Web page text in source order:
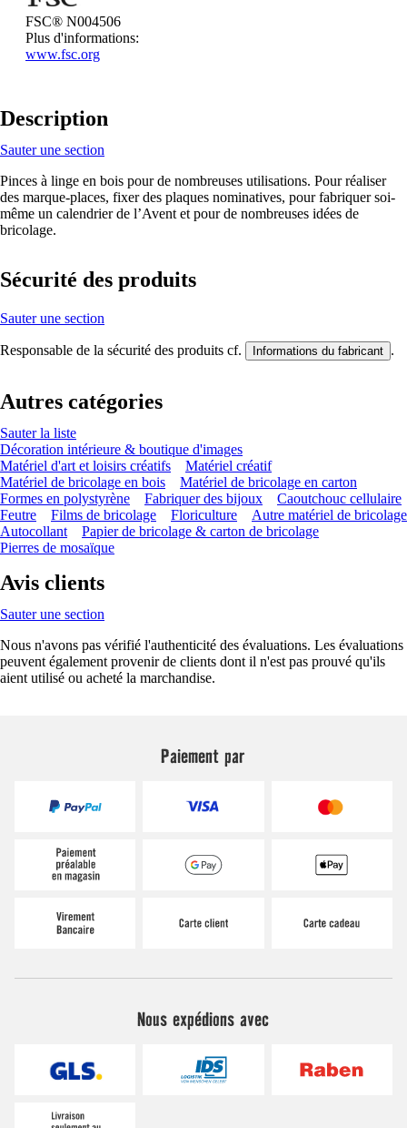
FSC® N004506
Plus d'informations:
www.fsc.org
Description
Sauter une section
Pinces à linge en bois pour de nombreuses utilisations. Pour réaliser
des marque-places, fixer des plaques nominatives, pour fabriquer soi-
même un calendrier de l’Avent et pour de nombreuses idées de
bricolage.
Sécurité des produits
Sauter une section
Responsable de la sécurité des produits cf. Informations du fabricant .
Autres catégories
Sauter la liste
Décoration intérieure & boutique d'images
Matériel d'art et loisirs créatifs
Matériel créatif
Matériel de bricolage en bois
Matériel de bricolage en carton
Formes en polystyrène
Fabriquer des bijoux
Caoutchouc cellulaire
Feutre
Films de bricolage Floriculture
Autre matériel de bricolage
Autocollant
Papier de bricolage & carton de bricolage
Pierres de mosaïque
Avis clients
Sauter une section
Nous n'avons pas vérifié l'authenticité des évaluations. Les évaluations
peuvent également provenir de clients dont il n'est pas prouvé qu'ils
aient utilisé ou acheté la marchandise.
Paiement par
Nous expédions avec